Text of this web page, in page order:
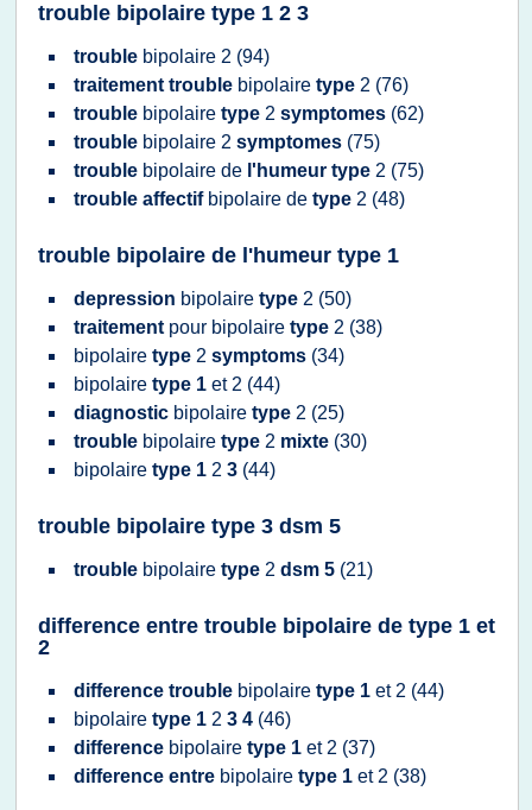
trouble bipolaire type 1 2 3
trouble bipolaire 2 (94)
traitement trouble bipolaire type 2 (76)
trouble bipolaire type 2 symptomes (62)
trouble bipolaire 2 symptomes (75)
trouble bipolaire de l'humeur type 2 (75)
trouble affectif bipolaire de type 2 (48)
trouble bipolaire de l'humeur type 1
depression bipolaire type 2 (50)
traitement pour bipolaire type 2 (38)
bipolaire type 2 symptoms (34)
bipolaire type 1 et 2 (44)
diagnostic bipolaire type 2 (25)
trouble bipolaire type 2 mixte (30)
bipolaire type 1 2 3 (44)
trouble bipolaire type 3 dsm 5
trouble bipolaire type 2 dsm 5 (21)
difference entre trouble bipolaire de type 1 et
2
difference trouble bipolaire type 1 et 2 (44)
bipolaire type 1 2 3 4 (46)
difference bipolaire type 1 et 2 (37)
difference entre bipolaire type 1 et 2 (38)